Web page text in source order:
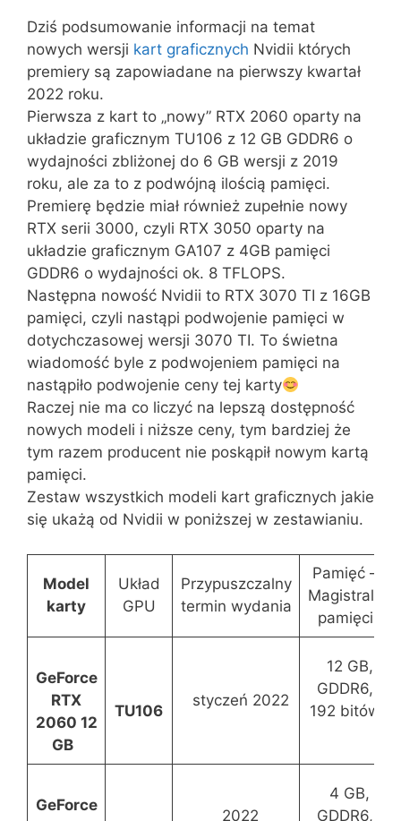
Dziś podsumowanie informacji na temat
nowych wersji kart graficznych Nvidii których
premiery są zapowiadane na pierwszy kwartał
2022 roku.
Pierwsza z kart to „nowy” RTX 2060 oparty na
układzie graficznym TU106 z 12 GB GDDR6 o
wydajności zbliżonej do 6 GB wersji z 2019
roku, ale za to z podwójną ilością pamięci.
Premierę będzie miał również zupełnie nowy
RTX serii 3000, czyli RTX 3050 oparty na
układzie graficznym GA107 z 4GB pamięci
GDDR6 o wydajności ok. 8 TFLOPS.
Następna nowość Nvidii to RTX 3070 TI z 16GB
pamięci, czyli nastąpi podwojenie pamięci w
dotychczasowej wersji 3070 TI. To świetna
wiadomość byle z podwojeniem pamięci na
nastąpiło podwojenie ceny tej karty
Raczej nie ma co liczyć na lepszą dostępność
nowych modeli i niższe ceny, tym bardziej że
tym razem producent nie poskąpił nowym kartą
pamięci.
Zestaw wszystkich modeli kart graficznych jakie
się ukażą od Nvidii w poniższej w zestawianiu.
Model
karty
Układ
GPU
Przypuszczalny
termin wydania
Pamięć –
Magistrala
pamięci
GeForce
RTX
2060 12
GB
TU106
styczeń 2022
12 GB,
GDDR6,
192 bitów
GeForce
2022
4 GB,
GDDR6,